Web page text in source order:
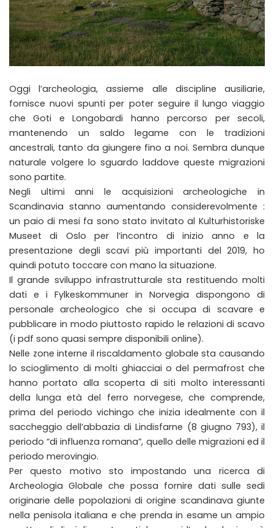
Oggi l’archeologia, assieme alle discipline ausiliarie,
fornisce nuovi spunti per poter seguire il lungo viaggio
che Goti e Longobardi hanno percorso per secoli,
mantenendo un saldo legame con le tradizioni
ancestrali, tanto da giungere fino a noi. Sembra dunque
naturale volgere lo sguardo laddove queste migrazioni
sono partite.
Negli ultimi anni le acquisizioni archeologiche in
Scandinavia stanno aumentando considerevolmente :
un paio di mesi fa sono stato invitato al Kulturhistoriske
Museet di Oslo per l’incontro di inizio anno e la
presentazione degli scavi più importanti del 2019, ho
quindi potuto toccare con mano la situazione.
Il grande sviluppo infrastrutturale sta restituendo molti
dati e i Fylkeskommuner in Norvegia dispongono di
personale archeologico che si occupa di scavare e
pubblicare in modo piuttosto rapido le relazioni di scavo
(i pdf sono quasi sempre disponibili online).
Nelle zone interne il riscaldamento globale sta causando
lo scioglimento di molti ghiacciai o del permafrost che
hanno portato alla scoperta di siti molto interessanti
della lunga età del ferro norvegese, che comprende,
prima del periodo vichingo che inizia idealmente con il
saccheggio dell’abbazia di Lindisfarne (8 giugno 793), il
periodo “di influenza romana”, quello delle migrazioni ed il
periodo merovingio.
Per questo motivo sto impostando una ricerca di
Archeologia Globale che possa fornire dati sulle sedi
originarie delle popolazioni di origine scandinava giunte
nella penisola italiana e che prenda in esame un ampio